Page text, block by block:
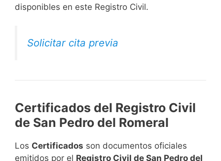
disponibles en este Registro Civil.​
Solicitar cita previa
Certificados del Registro Civil
de San Pedro del Romeral
Los Certificados son documentos oficiales
emitidos por el Registro Civil de San Pedro del